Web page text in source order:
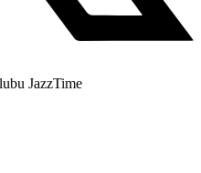
JazzTime